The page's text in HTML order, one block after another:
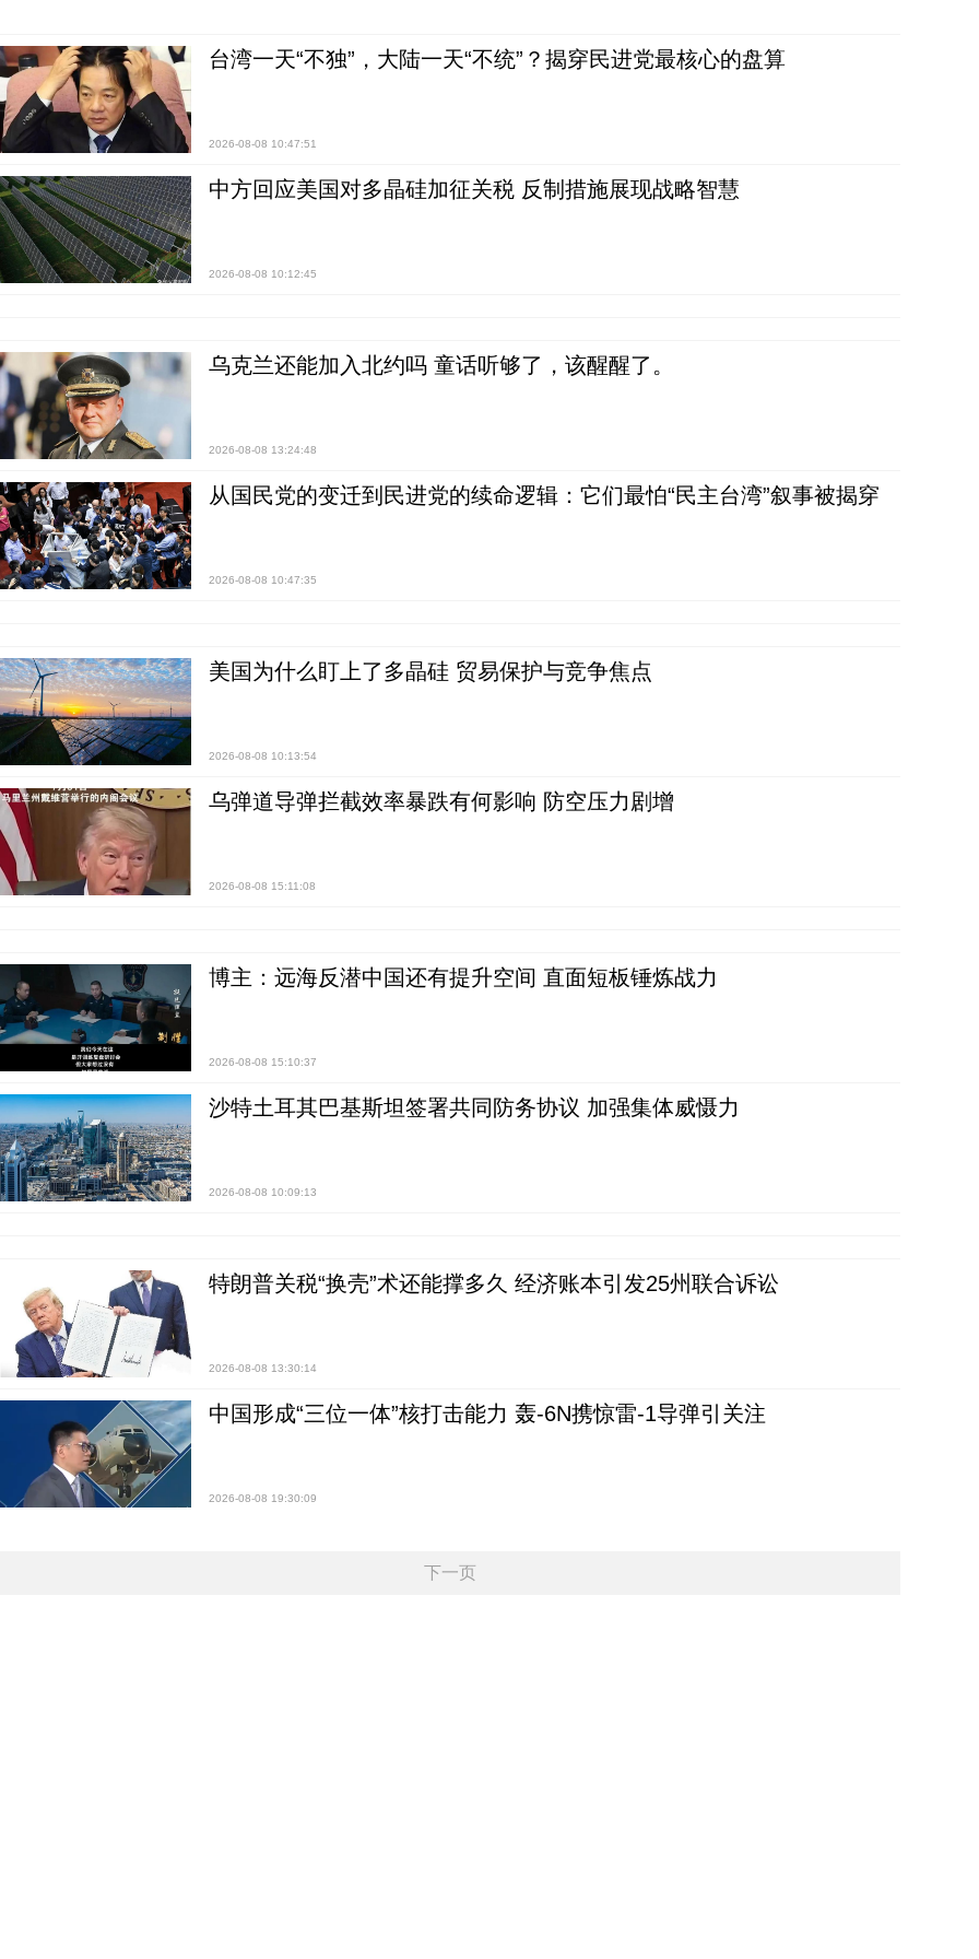
台湾一天“不独”，大陆一天“不统”？揭穿民进党最核心的盘算
2026-08-08 10:47:51
中方回应美国对多晶硅加征关税 反制措施展现战略智慧
2026-08-08 10:12:45
乌克兰还能加入北约吗 童话听够了，该醒醒了。
2026-08-08 13:24:48
从国民党的变迁到民进党的续命逻辑：它们最怕“民主台湾”叙事被揭穿
2026-08-08 10:47:35
美国为什么盯上了多晶硅 贸易保护与竞争焦点
2026-08-08 10:13:54
乌弹道导弹拦截效率暴跌有何影响 防空压力剧增
2026-08-08 15:11:08
博主：远海反潜中国还有提升空间 直面短板锤炼战力
2026-08-08 15:10:37
沙特土耳其巴基斯坦签署共同防务协议 加强集体威慑力
2026-08-08 10:09:13
特朗普关税“换壳”术还能撑多久 经济账本引发25州联合诉讼
2026-08-08 13:30:14
中国形成“三位一体”核打击能力 轰-6N携惊雷-1导弹引关注
2026-08-08 19:30:09
下一页